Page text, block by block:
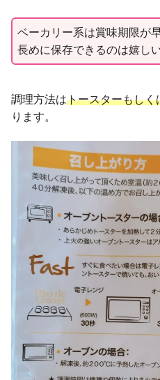
ベーカリー系は賞味期限が
長めに保存できるのは嬉し
調理方法はトースターもしく
ります。